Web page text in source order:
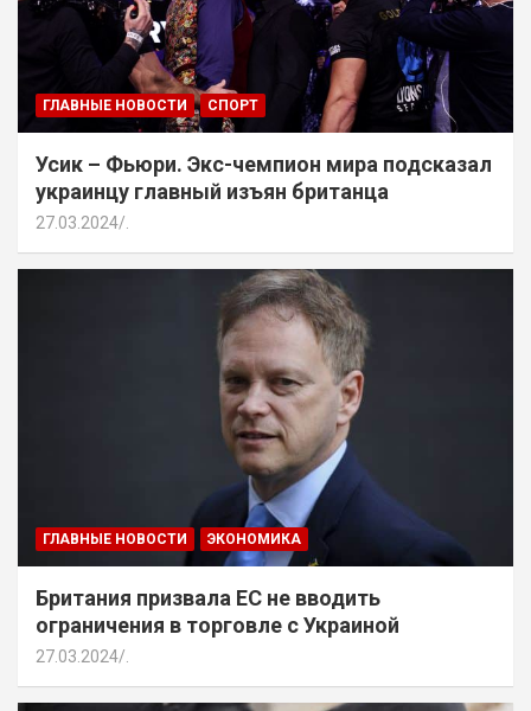
ГЛАВНЫЕ НОВОСТИ СПОРТ
Усик – Фьюри. Экс-чемпион мира подсказал
украинцу главный изъян британца
27.03.2024 .
ГЛАВНЫЕ НОВОСТИ ЭКОНОМИКА
Британия призвала ЕС не вводить
ограничения в торговле с Украиной
27.03.2024